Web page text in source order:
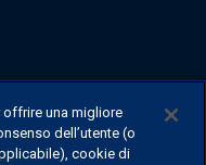
una migliore
dell’utente (o
cookie di